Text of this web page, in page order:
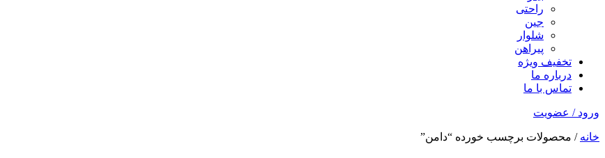
راحتی
جین
شلوار
پیراهن
تخفیف ویژه
درباره ما
تماس با ما
ورود / عضویت
خانه / محصولات برچسب خورده “دامن”